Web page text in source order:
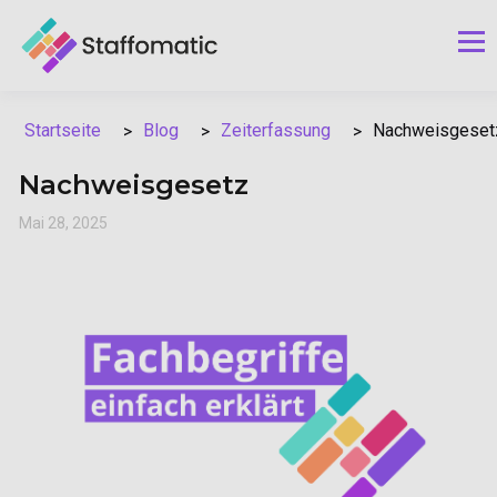
Startseite Blog Zeiterfassung
Nachweisgesetz
Mai 28, 2025